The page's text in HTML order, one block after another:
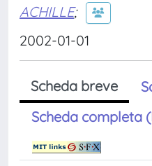
ACHILLE;
2002-01-01
Scheda breve
Scheda completa